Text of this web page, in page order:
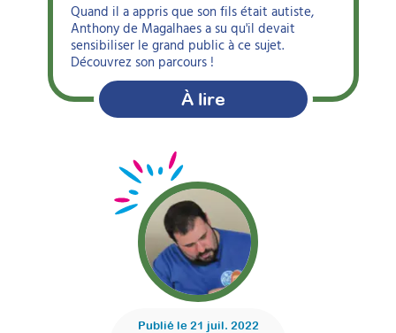
Quand il a appris que son fils était autiste,
Anthony de Magalhaes a su qu'il devait
sensibiliser le grand public à ce sujet.
Découvrez son parcours !
À lire
Publié le 21 juil. 2022